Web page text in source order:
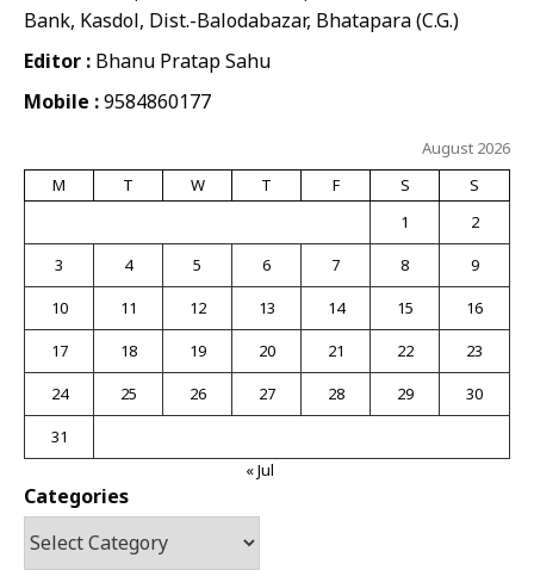
Bank, Kasdol, Dist.-Balodabazar, Bhatapara (C.G.)
Editor : Bhanu Pratap Sahu
Mobile :9584860177
August 2026
M
T W T F S
S
1
2
3
4 5 6 7 8
9
10
11 12 13 14 15
16
17
18 19 20 21 22
23
24
25 26 27 28 29
30
31
« Jul
Categories